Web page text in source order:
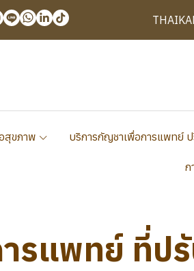
สุขภาพ บริการกัญชาเพื่อการแพทย์
ก
รแพทย์ ที่ปรั